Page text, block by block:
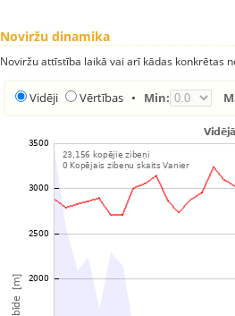
Noviržu dinamika
Noviržu attīstība laikā vai arī kādas konkrētas
Vidēji Vērtības • Min: